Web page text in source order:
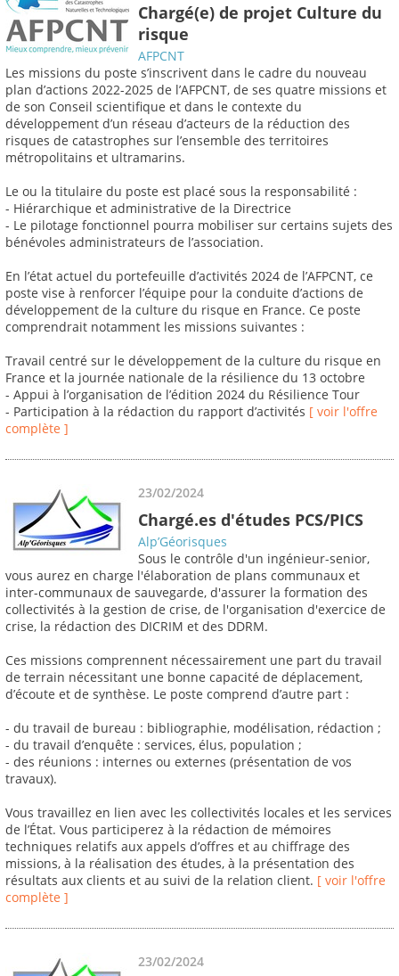
Chargé(e) de projet Culture du
risque
AFPCNT
Les missions du poste s’inscrivent dans le cadre du nouveau
plan d’actions 2022-2025 de l’AFPCNT, de ses quatre missions et
de son Conseil scientifique et dans le contexte du
développement d’un réseau d’acteurs de la réduction des
risques de catastrophes sur l’ensemble des territoires
métropolitains et ultramarins.
Le ou la titulaire du poste est placé sous la responsabilité :
- Hiérarchique et administrative de la Directrice
- Le pilotage fonctionnel pourra mobiliser sur certains sujets des
bénévoles administrateurs de l’association.
En l’état actuel du portefeuille d’activités 2024 de l’AFPCNT, ce
poste vise à renforcer l’équipe pour la conduite d’actions de
développement de la culture du risque en France. Ce poste
comprendrait notamment les missions suivantes :
Travail centré sur le développement de la culture du risque en
France et la journée nationale de la résilience du 13 octobre
- Appui à l’organisation de l’édition 2024 du Résilience Tour
- Participation à la rédaction du rapport d’activités [ voir l'offre
complète ]
23/02/2024
Chargé.es d'études PCS/PICS
Alp’Géorisques
Sous le contrôle d'un ingénieur-senior,
vous aurez en charge l'élaboration de plans communaux et
inter-communaux de sauvegarde, d'assurer la formation des
collectivités à la gestion de crise, de l'organisation d'exercice de
crise, la rédaction des DICRIM et des DDRM.
Ces missions comprennent nécessairement une part du travail
de terrain nécessitant une bonne capacité de déplacement,
d’écoute et de synthèse. Le poste comprend d’autre part :
- du travail de bureau : bibliographie, modélisation, rédaction ;
- du travail d’enquête : services, élus, population ;
- des réunions : internes ou externes (présentation de vos
travaux).
Vous travaillez en lien avec les collectivités locales et les services
de l’État. Vous participerez à la rédaction de mémoires
techniques relatifs aux appels d’offres et au chiffrage des
missions, à la réalisation des études, à la présentation des
résultats aux clients et au suivi de la relation client. [ voir l'offre
complète ]
23/02/2024